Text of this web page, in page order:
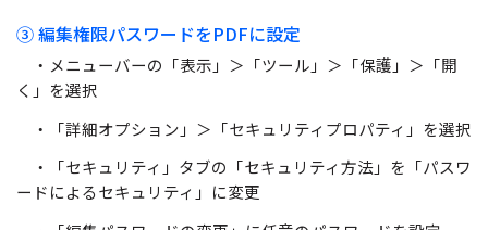
③ 編集権限パスワードをPDFに設定
・メニューバーの「表示」＞「ツール」＞「保護」＞「開
く」を選択
・「詳細オプション」＞「セキュリティプロパティ」を選択
・「セキュリティ」タブの「セキュリティ方法」を「パスワ
ードによるセキュリティ」に変更